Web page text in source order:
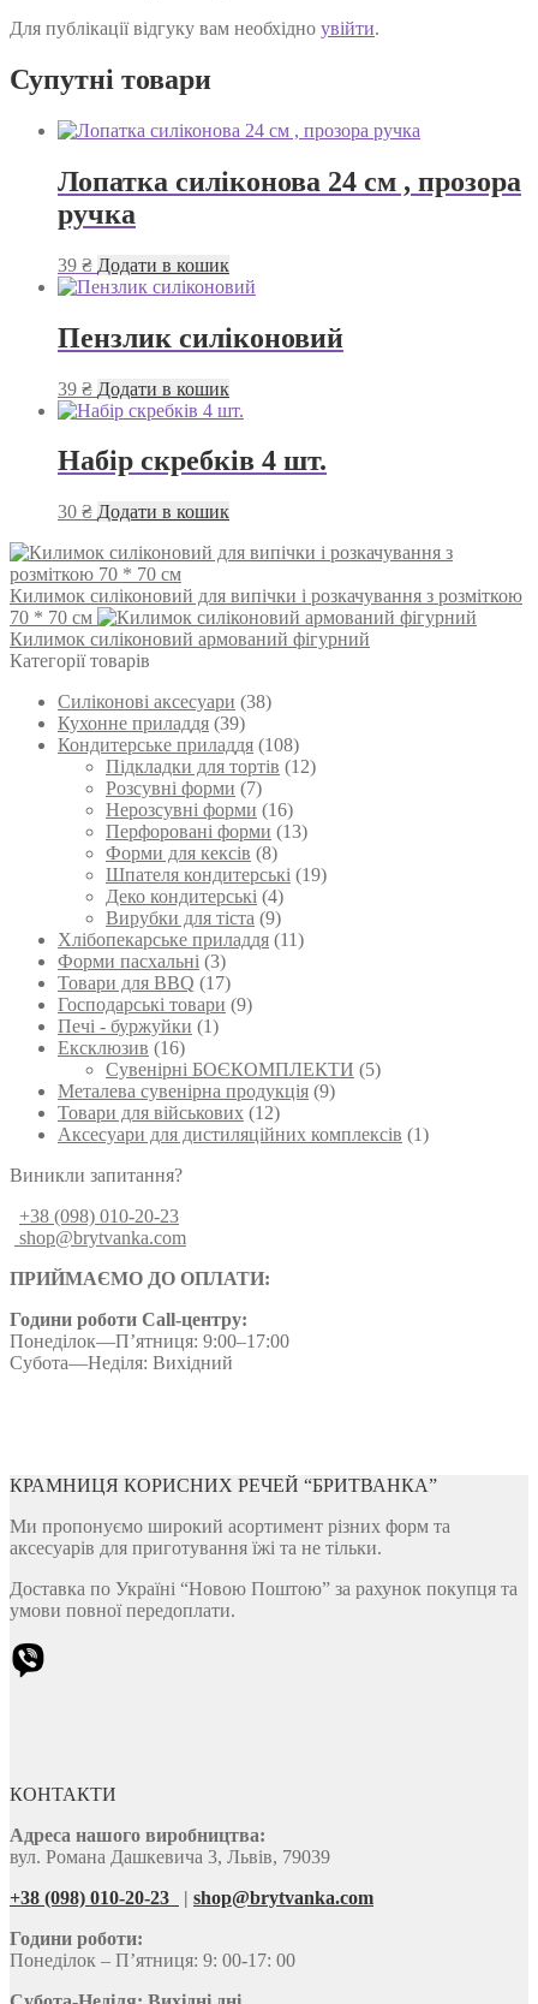
Для публікації відгуку вам необхідно увійти.
Супутні товари
Лопатка силіконова 24 см , прозора
ручка
39 ₴ Додати в кошик
Пензлик силіконовий
39 ₴ Додати в кошик
Набір скребків 4 шт.
30 ₴ Додати в кошик
Килимок силіконовий для випічки і розкачування з розміткою
70 * 70 см
Килимок силіконовий армований фігурний
Категорії товарів
Силіконові аксесуари (38)
Кухонне приладдя (39)
Кондитерське приладдя (108)
Підкладки для тортів (12)
Розсувні форми (7)
Нерозсувні форми (16)
Перфоровані форми (13)
Форми для кексів (8)
Шпателя кондитерські (19)
Деко кондитерські (4)
Вирубки для тіста (9)
Хлібопекарське приладдя (11)
Форми пасхальні (3)
Товари для BBQ (17)
Господарські товари (9)
Печі - буржуйки (1)
Ексклюзив (16)
Сувенірні БОЄКОМПЛЕКТИ (5)
Металева сувенірна продукція (9)
Товари для військових (12)
Аксесуари для дистиляційних комплексів (1)
Виникли запитання?
+38 (098) 010-20-23
shop@brytvanka.com
ПРИЙМАЄМО ДО ОПЛАТИ:
Години роботи Call-центру:
Понеділок—П’ятниця: 9:00–17:00
Субота—Неділя: Вихідний
КРАМНИЦЯ КОРИСНИХ РЕЧЕЙ “БРИТВАНКА”
Ми пропонуємо широкий асортимент різних форм та
аксесуарів для приготування їжі та не тільки.
Доставка по Україні “Новою Поштою” за рахунок покупця та
умови повної передоплати.
КОНТАКТИ
Адреса нашого виробництва:
вул. Романа Дашкевича 3, Львів, 79039
+38 (098) 010-20-23
| shop@brytvanka.com
Години роботи:
Понеділок – П’ятниця: 9: 00-17: 00